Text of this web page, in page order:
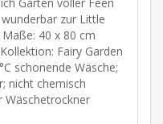
zur Little
40 x 80 cm
Fairy Garden
schonende Wäsche;
nicht chemisch
Wäschetrockner